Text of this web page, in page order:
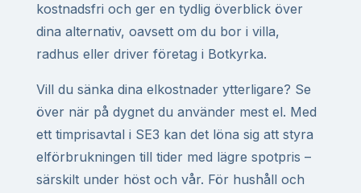
kostnadsfri och ger en tydlig överblick över
dina alternativ, oavsett om du bor i villa,
radhus eller driver företag i Botkyrka.
Vill du sänka dina elkostnader ytterligare? Se
över när på dygnet du använder mest el. Med
ett timprisavtal i SE3 kan det löna sig att styra
elförbrukningen till tider med lägre spotpris –
särskilt under höst och vår. För hushåll och